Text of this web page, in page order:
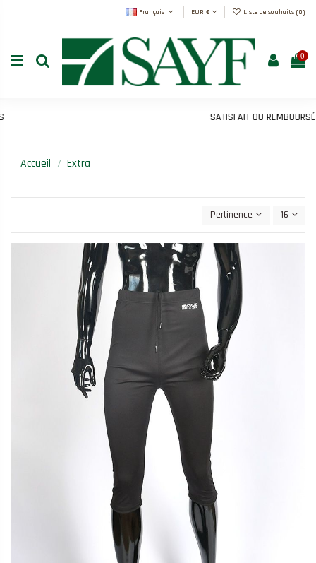
Français EUR € Liste de souhaits (0)
0
SATISFAIT OU REMBOURSÉ
Accueil Extra
Pertinence 16